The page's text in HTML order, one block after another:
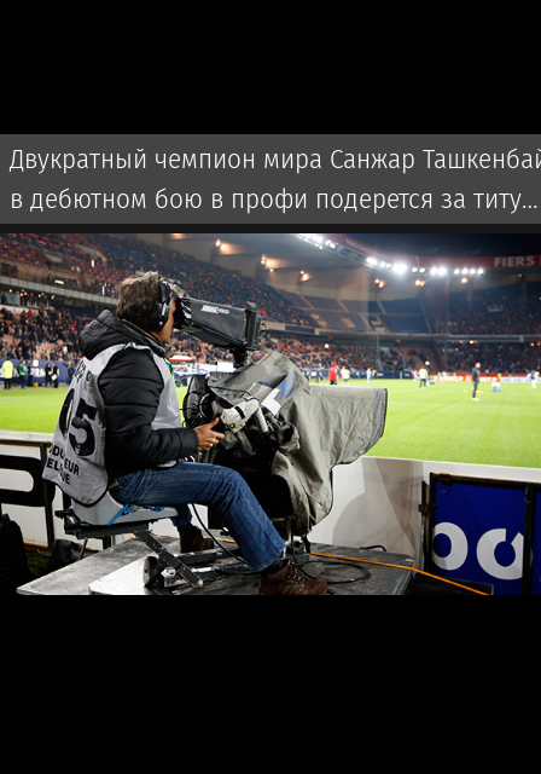
Двукратный чемпион мира Санжар
в дебютном бою в профи подерется за титул
IBF